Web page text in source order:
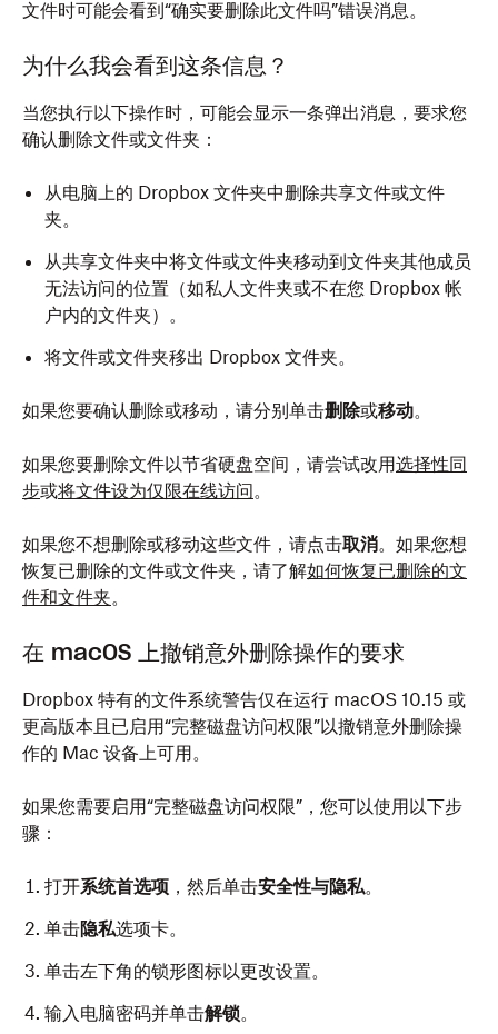
文件时可能会看到“确实要删除此文件吗”错误消息。
为什么我会看到这条信息？
当您执行以下操作时，可能会显示一条弹出消息，要求您
确认删除文件或文件夹：
从电脑上的 Dropbox 文件夹中删除共享文件或文件
夹。
从共享文件夹中将文件或文件夹移动到文件夹其他成员
无法访问的位置（如私人文件夹或不在您 Dropbox 帐
户内的文件夹）。
将文件或文件夹移出 Dropbox 文件夹。
如果您要确认删除或移动，请分别单击删除或移动。
如果您要删除文件以节省硬盘空间，请尝试改用选择性同
步或将文件设为仅限在线访问。
如果您不想删除或移动这些文件，请点击取消。如果您想
恢复已删除的文件或文件夹，请了解如何恢复已删除的文
件和文件夹。
在 macOS 上撤销意外删除操作的要求
Dropbox 特有的文件系统警告仅在运行 macOS 10.15 或
更高版本且已启用“完整磁盘访问权限”以撤销意外删除操
作的 Mac 设备上可用。
如果您需要启用“完整磁盘访问权限”，您可以使用以下步
骤：
打开系统首选项 ，然后单击安全性与隐私。
单击隐私选项卡。
单击左下角的锁形图标以更改设置。
输入电脑密码并单击解锁。